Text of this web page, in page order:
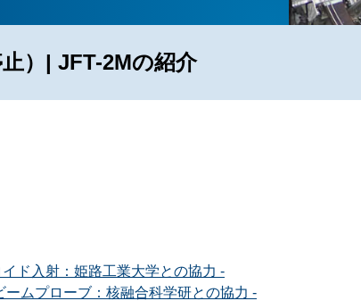
省通知に基づく情報公開
アライアンス事業
BRIDGE量子関連施策
）| JFT-2Mの紹介
ド入射：姫路工業大学との協力 -
ムプローブ：核融合科学研との協力 -